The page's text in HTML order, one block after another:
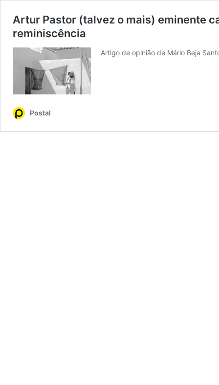
Artur Pastor (talvez o mais) eminente
reminiscência
Artigo de opinião de Mário Beja
Postal